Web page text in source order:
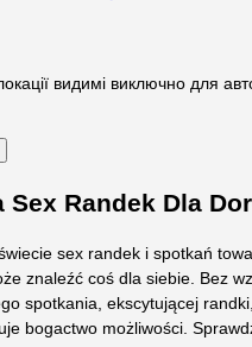
локації видимі виключно для
Randek Dla
sex randek i spotkań
znaleźć coś dla siebie. Bez
spotkania, ekscytującej
bogactwo możliwości.